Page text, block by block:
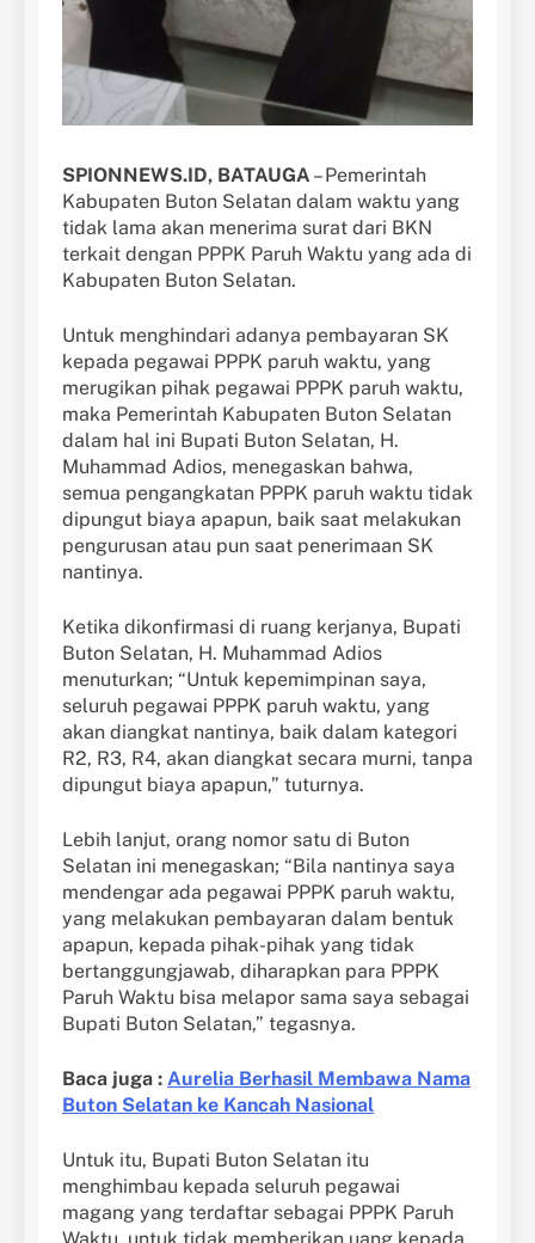
SPIONNEWS.ID, BATAUGA – Pemerintah
Kabupaten Buton Selatan dalam waktu yang
tidak lama akan menerima surat dari BKN
terkait dengan PPPK Paruh Waktu yang ada di
Kabupaten Buton Selatan.
Untuk menghindari adanya pembayaran SK
kepada pegawai PPPK paruh waktu, yang
merugikan pihak pegawai PPPK paruh waktu,
maka Pemerintah Kabupaten Buton Selatan
dalam hal ini Bupati Buton Selatan, H.
Muhammad Adios, menegaskan bahwa,
semua pengangkatan PPPK paruh waktu tidak
dipungut biaya apapun, baik saat melakukan
pengurusan atau pun saat penerimaan SK
nantinya.
Ketika dikonfirmasi di ruang kerjanya, Bupati
Buton Selatan, H. Muhammad Adios
menuturkan; “Untuk kepemimpinan saya,
seluruh pegawai PPPK paruh waktu, yang
akan diangkat nantinya, baik dalam kategori
R2, R3, R4, akan diangkat secara murni, tanpa
dipungut biaya apapun,” tuturnya.
Lebih lanjut, orang nomor satu di Buton
Selatan ini menegaskan; “Bila nantinya saya
mendengar ada pegawai PPPK paruh waktu,
yang melakukan pembayaran dalam bentuk
apapun, kepada pihak-pihak yang tidak
bertanggungjawab, diharapkan para PPPK
Paruh Waktu bisa melapor sama saya sebagai
Bupati Buton Selatan,” tegasnya.
Baca juga : Aurelia Berhasil Membawa Nama
Buton Selatan ke Kancah Nasional
Untuk itu, Bupati Buton Selatan itu
menghimbau kepada seluruh pegawai
magang yang terdaftar sebagai PPPK Paruh